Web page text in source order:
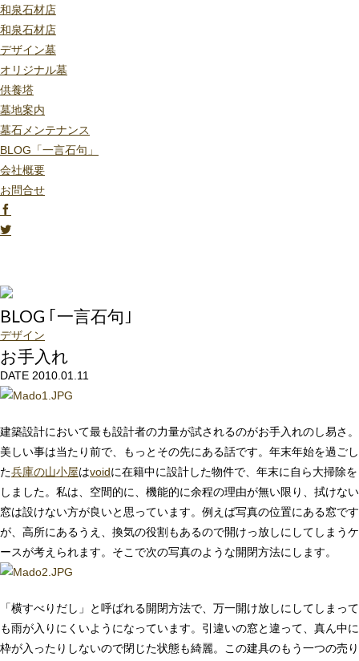
和泉石材店
和泉石材店
デザイン墓
オリジナル墓
供養塔
墓地案内
墓石メンテナンス
BLOG「一言石句」
会社概要
お問合せ
BLOG ｢一言石句｣
デザイン
お手入れ
DATE 2010.01.11
建築設計において最も設計者の力量が試されるのがお手入れのし易さ。
美しい事は当たり前で、もっとその先にある話です。年末年始を過ごし
た兵庫の山小屋はvoidに在籍中に設計した物件で、年末に自ら大掃除を
しました。私は、空間的に、機能的に余程の理由が無い限り、拭けない
窓は設けない方が良いと思っています。例えば写真の位置にある窓です
が、高所にあるうえ、換気の役割もあるので開けっ放しにしてしまうケ
ースが考えられます。そこで次の写真のような開閉方法にします。
「横すべりだし」と呼ばれる開閉方法で、万一開け放しにしてしまって
も雨が入りにくいようになっています。引違いの窓と違って、真ん中に
枠が入ったりしないので閉じた状態も綺麗。この建具のもう一つの売り